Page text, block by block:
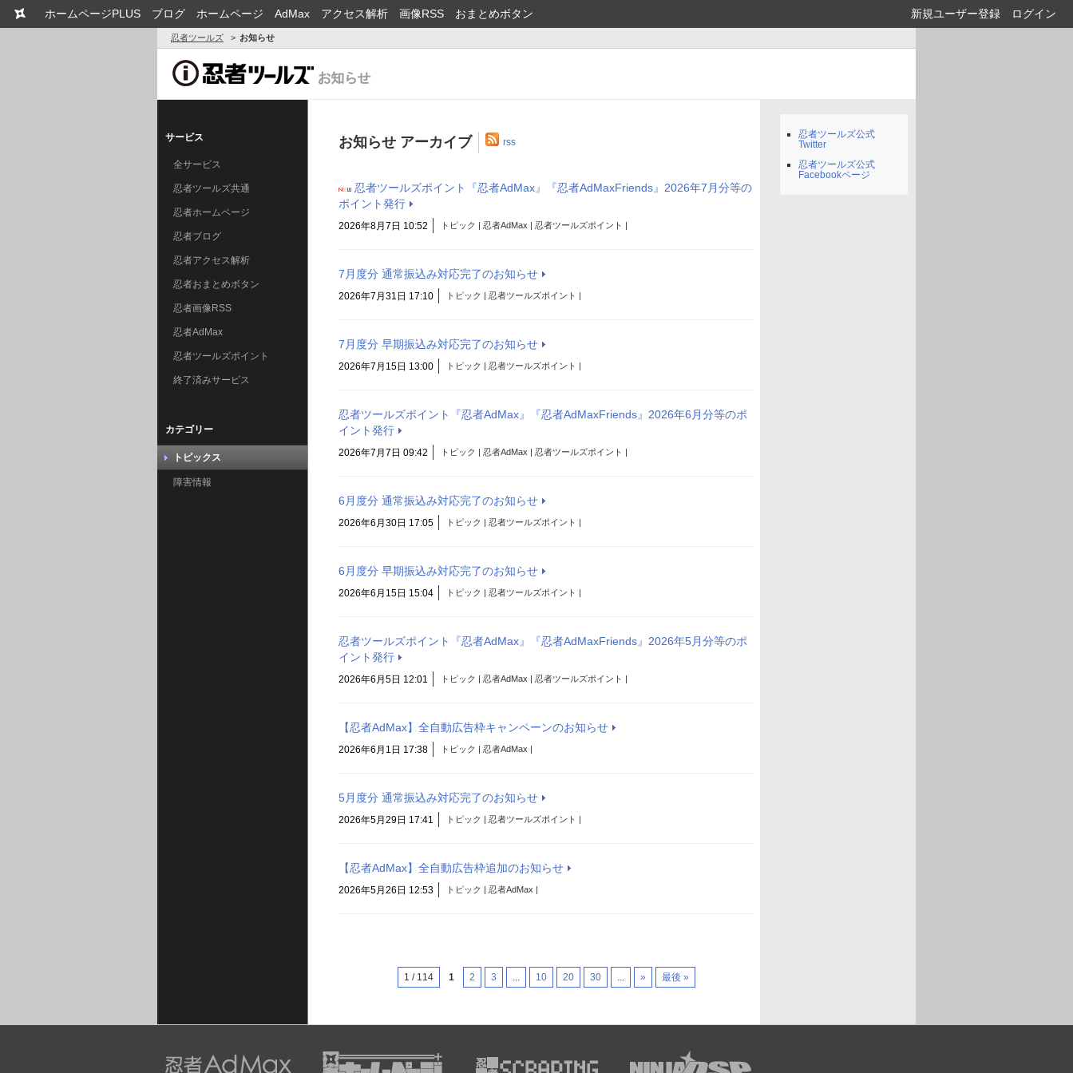
新規ユーザー登録 ログイン
ホームページPLUS ブログ ホームページ AdMax アクセス解析 画像RSS おまとめボタン
忍者ツールズ お知らせ
サービス
全サービス
忍者ツールズ共通
忍者ホームページ
忍者ブログ
忍者アクセス解析
忍者おまとめボタン
忍者画像RSS
忍者AdMax
忍者ツールズポイント
終了済みサービス
カテゴリー
トピックス
障害情報
お知らせ アーカイブ rss
忍者ツールズポイント『忍者AdMax』『忍者AdMaxFriends』2026年7月分等の
ポイント発行
2026年8月7日 10:52 トピック | 忍者AdMax | 忍者ツールズポイント |
7月度分 通常振込み対応完了のお知らせ
2026年7月31日 17:10 トピック | 忍者ツールズポイント |
7月度分 早期振込み対応完了のお知らせ
2026年7月15日 13:00 トピック | 忍者ツールズポイント |
忍者ツールズポイント『忍者AdMax』『忍者AdMaxFriends』2026年6月分等のポ
イント発行
2026年7月7日 09:42 トピック | 忍者AdMax | 忍者ツールズポイント |
6月度分 通常振込み対応完了のお知らせ
2026年6月30日 17:05 トピック | 忍者ツールズポイント |
6月度分 早期振込み対応完了のお知らせ
2026年6月15日 15:04 トピック | 忍者ツールズポイント |
忍者ツールズポイント『忍者AdMax』『忍者AdMaxFriends』2026年5月分等のポ
イント発行
2026年6月5日 12:01 トピック | 忍者AdMax | 忍者ツールズポイント |
【忍者AdMax】全自動広告枠キャンペーンのお知らせ
2026年6月1日 17:38 トピック | 忍者AdMax |
5月度分 通常振込み対応完了のお知らせ
2026年5月29日 17:41 トピック | 忍者ツールズポイント |
【忍者AdMax】全自動広告枠追加のお知らせ
2026年5月26日 12:53 トピック | 忍者AdMax |
1 / 114 1 2 3 ... 10 20 30 ... » 最後 »
忍者ツールズ公式
Twitter
忍者ツールズ公式
Facebookページ